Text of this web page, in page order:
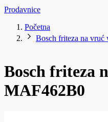
Prodavnice
Početna
Bosch friteza na
Bosch friteza
MAF462B0